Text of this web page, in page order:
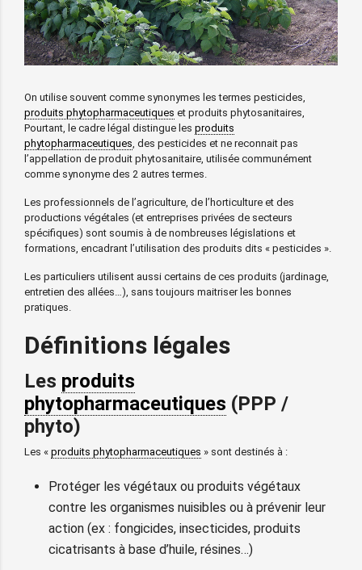
On utilise souvent comme synonymes les termes pesticides,
produits phytopharmaceutiques et produits phytosanitaires,
Pourtant, le cadre légal distingue les produits
phytopharmaceutiques , des pesticides et ne reconnait pas
l’appellation de produit phytosanitaire, utilisée communément
comme synonyme des 2 autres termes.
Les professionnels de l’agriculture, de l’horticulture et des
productions végétales (et entreprises privées de secteurs
spécifiques) sont soumis à de nombreuses législations et
formations, encadrant l’utilisation des produits dits « pesticides ».
Les particuliers utilisent aussi certains de ces produits (jardinage,
entretien des allées…), sans toujours maitriser les bonnes
pratiques.
Définitions légales
Les produits
phytopharmaceutiques (PPP /
phyto)
Les « produits phytopharmaceutiques » sont destinés à :
Protéger les végétaux ou produits végétaux
contre les organismes nuisibles ou à prévenir leur
action (ex : fongicides, insecticides, produits
cicatrisants à base d’huile, résines…)